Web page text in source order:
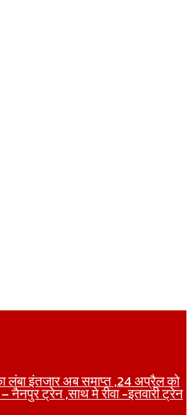
लंबा इंतजार अब समाप्त ,24 अप्रैल को
– नैनपुर ट्रेन ,साथ मे रीवा -इतवारी ट्रेन